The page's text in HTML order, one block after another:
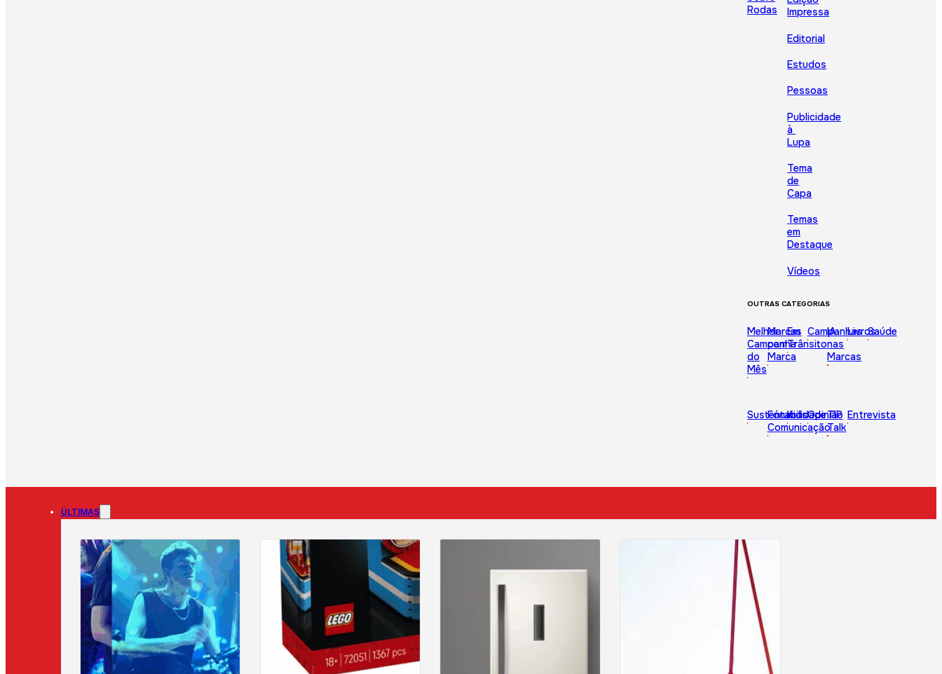
Rodas
Impressa
Editorial
Estudos
Pessoas
Publicidade
à
Lupa
Tema
de
Capa
Temas
em
Destaque
Vídeos
OUTRAS CATEGORIAS
Melhor
Campanha
do
Mês
Marcas
com
Marca
Em
Trânsito
Campanhas
IA
nas
Marcas
LivrosSaúde
Sustentabilidade
Fórum
Comunicação
KidsOpinião
TIP
Talk
Entrevista
ÚLTIMAS